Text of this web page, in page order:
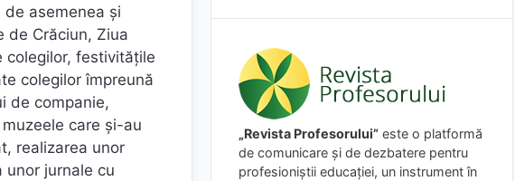
asemenea și
de Crăciun, Ziua
colegilor, festivitățile
colegilor împreună
de companie,
care și-au
realizarea unor
unor jurnale cu
„Revista Profesorului” este o platformă
de comunicare și de dezbatere pentru
profesioniștii educației, un instrument în